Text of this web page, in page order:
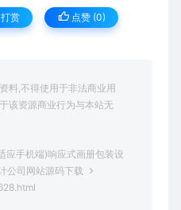
打赏 点赞 (0)
料,不得使用于非法商业用
该资源商业行为与本站无
应手机端)响应式画册包装设
公司网站源码下载